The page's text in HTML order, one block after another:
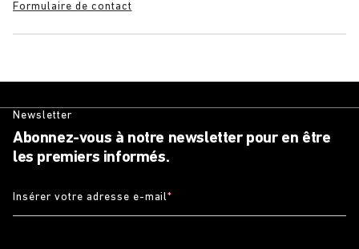
Formulaire de contact
Newsletter
Abonnez-vous à notre newsletter pour en être
les premiers informés.
Insérer votre adresse e-mail*